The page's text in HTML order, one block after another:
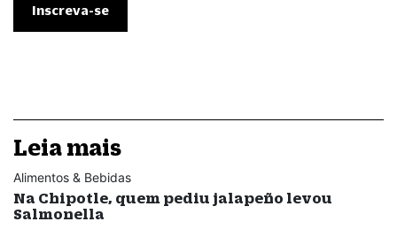
Leia mais
Alimentos & Bebidas
Na Chipotle, quem pediu jalapeño levou
Salmonella